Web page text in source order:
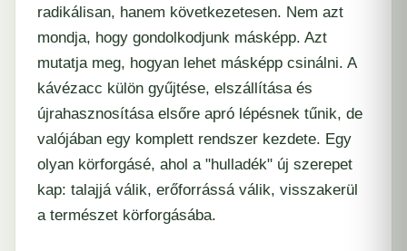
radikálisan, hanem következetesen. Nem azt
mondja, hogy gondolkodjunk másképp. Azt
mutatja meg, hogyan lehet másképp csinálni. A
kávézacc külön gyűjtése, elszállítása és
újrahasznosítása elsőre apró lépésnek tűnik, de
valójában egy komplett rendszer kezdete. Egy
olyan körforgásé, ahol a "hulladék" új szerepet
kap: talajjá válik, erőforrássá válik, visszakerül
a természet körforgásába.